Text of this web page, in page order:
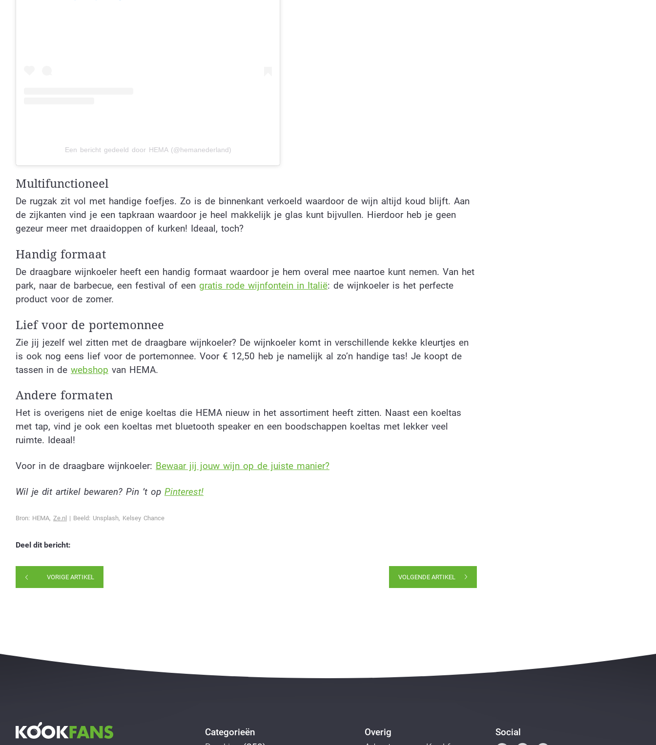
Een bericht gedeeld door HEMA (@hemanederland)
Multifunctioneel
De rugzak zit vol met handige foefjes. Zo is de binnenkant verkoeld waardoor de wijn altijd koud blijft. Aan
de zijkanten vind je een tapkraan waardoor je heel makkelijk je glas kunt bijvullen. Hierdoor heb je geen
gezeur meer met draaidoppen of kurken! Ideaal, toch?
Handig formaat
De draagbare wijnkoeler heeft een handig formaat waardoor je hem overal mee naartoe kunt nemen. Van het
park, naar de barbecue, een festival of een gratis rode wijnfontein in Italië: de wijnkoeler is het perfecte
product voor de zomer.
Lief voor de portemonnee
Zie jij jezelf wel zitten met de draagbare wijnkoeler? De wijnkoeler komt in verschillende kekke kleurtjes en
is ook nog eens lief voor de portemonnee. Voor € 12,50 heb je namelijk al zo’n handige tas! Je koopt de
tassen in de webshop van HEMA.
Andere formaten
Het is overigens niet de enige koeltas die HEMA nieuw in het assortiment heeft zitten. Naast een koeltas
met tap, vind je ook een koeltas met bluetooth speaker en een boodschappen koeltas met lekker veel
ruimte. Ideaal!
Voor in de draagbare wijnkoeler: Bewaar jij jouw wijn op de juiste manier?
Wil je dit artikel bewaren? Pin ’t op Pinterest!
Bron: HEMA, Ze.nl | Beeld: Unsplash, Kelsey Chance
Deel dit bericht:
VORIGE ARTIKEL VOLGENDE ARTIKEL
Categorieën
Overig
Social